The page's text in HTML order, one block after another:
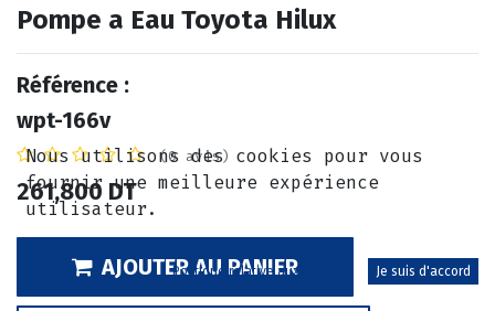
Pompe a Eau Toyota Hilux
Référence :
wpt-166v
(0 avis)
261,800 DT
AJOUTER AU PANIER
Nous utilisons des cookies pour vous
fournir une meilleure expérience
utilisateur.
Politique relative aux cookies Je suis d'accord